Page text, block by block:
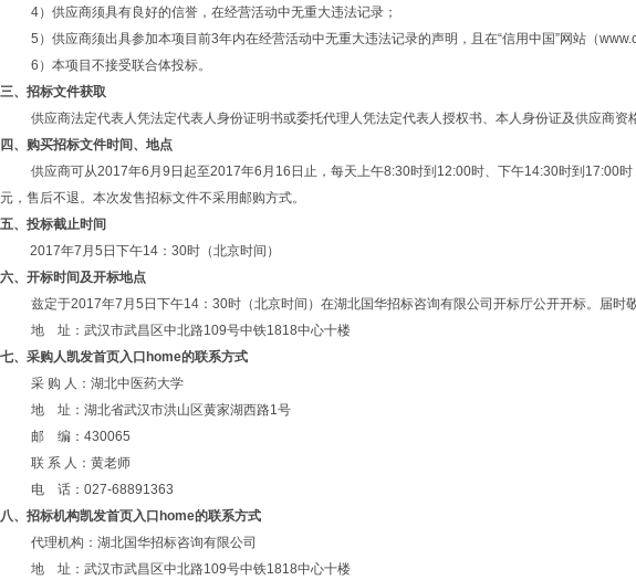
4）供应商须具有良好的信誉，在经营活动中无重大违法记录；
5 ）供应商须出具参加本项目前3年内在经营活动中无重大违法记录的声明，且在“信用中国”网站（
6）本项目不接受联合体投标。
三、招标文件获取
供应商法定代表人凭法定代表人身份证明书或委托代理人凭法定代表人授权书、本人身份证及供应商资
四、购买招标文件时间 、地点
供应商可从2017年6月9 日起至2017年6月16 日止，每天上午8:30时到12:00时、下午14:30时到17:00
元，售后不退。本次发售招标文件不采用邮购方式。
五、 投标截止时间
2017年7月5日下午14：30时（北京时间）
六、 开标时间及开标地点
兹定于2017年7月5日下午14：30时（北京时间）在湖北国华招标咨询有限公司开标厅公开开标。届时
地
址：武汉市武昌区中北路109号中铁1818中心十楼
七、采购人凯发首页入口home的联系方式
采 购 人： 湖北中医药大学
地
址：湖北省武汉市洪山区黄家湖西路1号
邮 编： 430065
联 系 人： 黄老师
电
话： 027-68891363
八、招标机构凯发首页入口home的联系方式
代理机构：湖北国华招标咨询有限公司
地 址：武汉市武昌区中北路109号中铁1818中心十楼